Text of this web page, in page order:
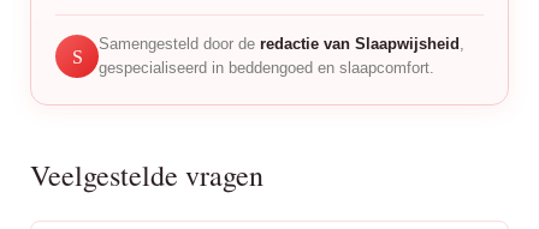
S
Samengesteld door deredactie van Slaapwijsheid ,
gespecialiseerd in beddengoed en slaapcomfort.
Veelgestelde vragen